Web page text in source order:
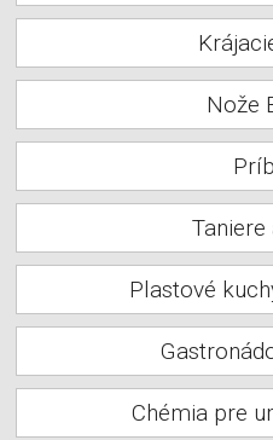
Nože
Plastové
Chémia pre